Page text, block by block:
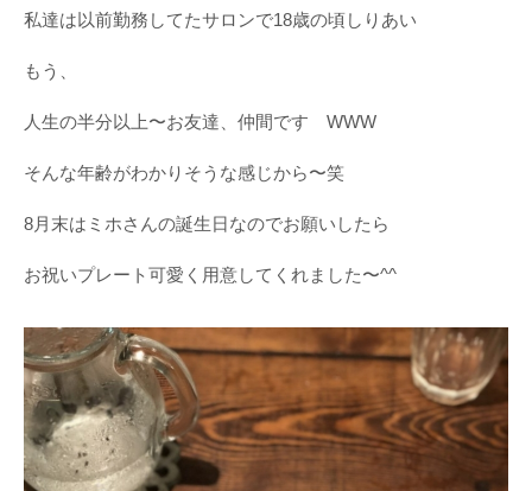
私達は以前勤務してたサロンで18歳の頃しりあい
もう、
人生の半分以上〜お友達、仲間です WWW
そんな年齢がわかりそうな感じから〜笑
8月末はミホさんの誕生日なのでお願いしたら
お祝いプレート可愛く用意してくれました〜^^